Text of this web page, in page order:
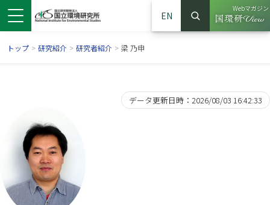
EN
サイト内検索
検索
Webマガジン
（別ウイ
トップ > 研究紹介 > 研究者紹介 > 梁 乃申
データ更新日時：2026/08/03 16:42:33